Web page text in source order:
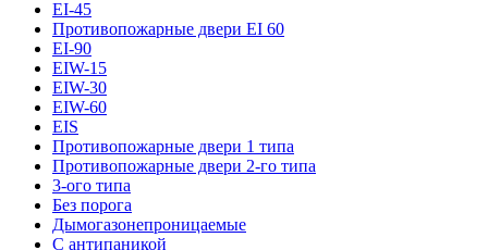
EI-45
Противопожарные двери EI 60
EI-90
EIW-15
EIW-30
EIW-60
EIS
Противопожарные двери 1 типа
Противопожарные двери 2-го типа
3-ого типа
Без порога
Дымогазонепроницаемые
С антипаникой